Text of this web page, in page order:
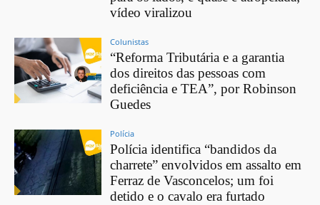
vídeo viralizou
Colunistas
“Reforma Tributária e a garantia
dos direitos das pessoas com
deficiência e TEA”, por Robinson
Guedes
Polícia
Polícia identifica “bandidos da
charrete” envolvidos em assalto em
Ferraz de Vasconcelos; um foi
detido e o cavalo era furtado